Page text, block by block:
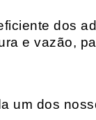
dos
e vazão,
um dos